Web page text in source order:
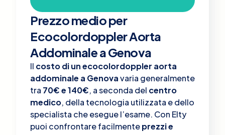
Prezzo medio per
Ecocolordoppler Aorta
Addominale a Genova
Il costo di un ecocolordoppler aorta
addominale a Genovavaria generalmente
tra 70€ e 140€, a seconda del centro
medico, della tecnologia utilizzata e dello
specialista che esegue l’esame. Con Elty
puoi confrontare facilmenteprezzi e